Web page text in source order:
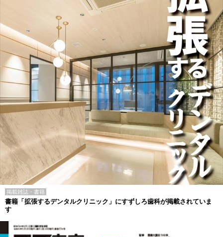
掲載雑誌・書籍
書籍「拡張するデンタルクリニック」にすずしろ歯科が掲載されていま
す